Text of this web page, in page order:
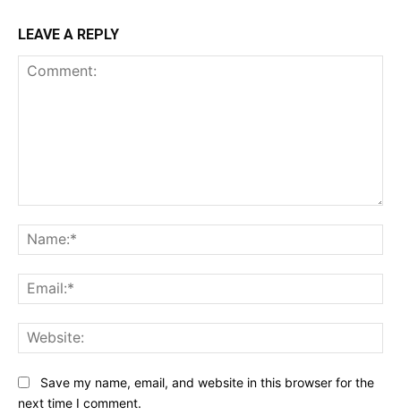
LEAVE A REPLY
Save my name, email, and website in this browser for the
next time I comment.